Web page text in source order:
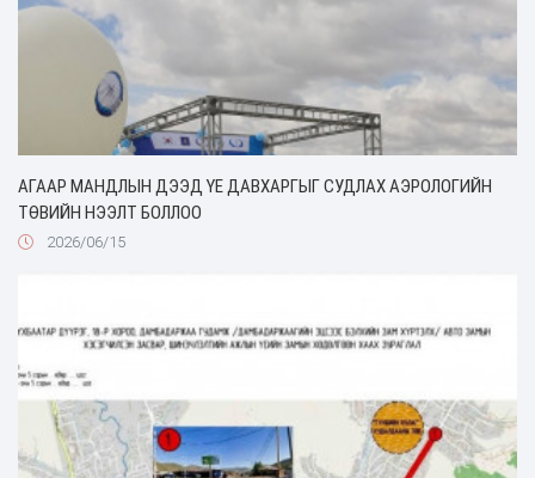
АГААР МАНДЛЫН ДЭЭД ҮЕ ДАВХАРГЫГ СУДЛАХ АЭРОЛОГИЙН
ТӨВИЙН НЭЭЛТ БОЛЛОО
2026/06/15